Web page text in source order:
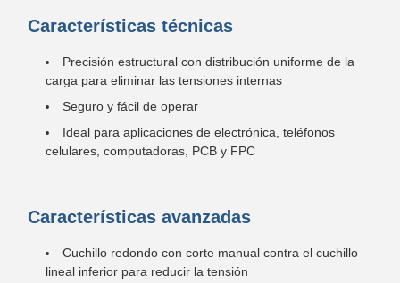
Características técnicas
Precisión estructural con distribución uniforme de la
carga para eliminar las tensiones internas
Seguro y fácil de operar
Ideal para aplicaciones de electrónica, teléfonos
celulares, computadoras, PCB y FPC
Características avanzadas
Cuchillo redondo con corte manual contra el cuchillo
lineal inferior para reducir la tensión